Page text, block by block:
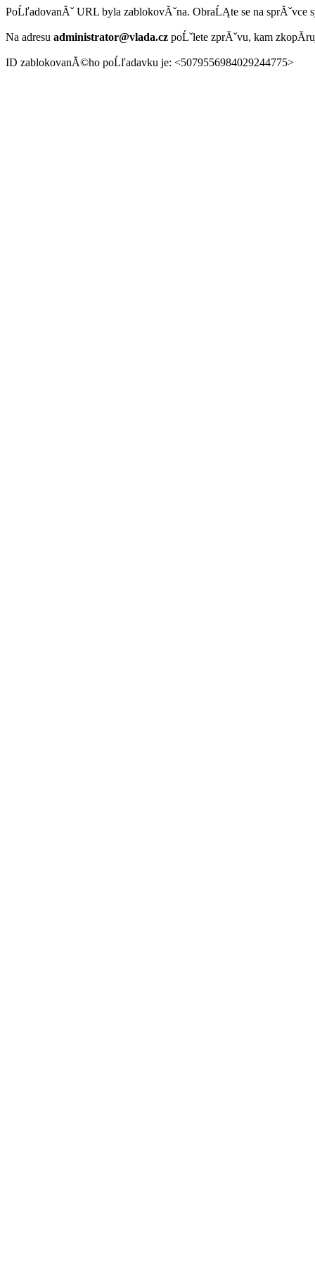
PoĹľadovanĂˇ URL byla zablokovĂˇna. ObraĹĄte se na sprĂˇvce
Na adresu administrator@vlada.cz poĹˇlete zprĂˇvu, kam
ID zablokovanĂ©ho poĹľadavku je: <5079556984029244775>